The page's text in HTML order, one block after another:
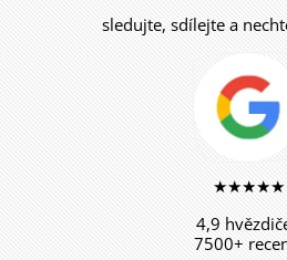
sledujte, sdílejte a
★★★★★
4,9
7500+